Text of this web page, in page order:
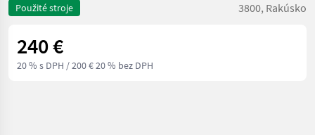
Použité stroje 3800, Rakúsko
240 €
20 % s DPH / 200 € 20 % bez DPH